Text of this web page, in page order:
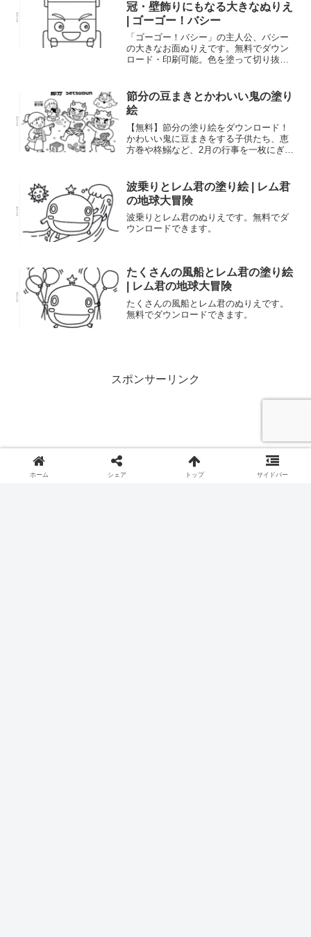
冠・壁飾りにもなる大きなぬりえ
| ゴーゴー！バシー
「ゴーゴー！バシー」の主人公、バシー
の大きなお面ぬりえです。無料でダウン
ロード・印刷可能。色を塗って切り抜け
分の豆まき、お楽しみ会に最適です。
節分の豆まきとかわいい鬼の塗り
絵
【無料】節分の塗り絵をダウンロード！
かわいい鬼に豆まきをする子供たち、恵
方巻や柊鰯など、2月の行事を一枚にぎゅ
す。
波乗りとレム君の塗り絵 | レム君
の地球大冒険
波乗りとレム君のぬりえです。無料でダ
ウンロードできます。
たくさんの風船とレム君の塗り絵
| レム君の地球大冒険
たくさんの風船とレム君のぬりえです。
無料でダウンロードできます。
スポンサーリンク
ホーム シェア トップ サイドバー